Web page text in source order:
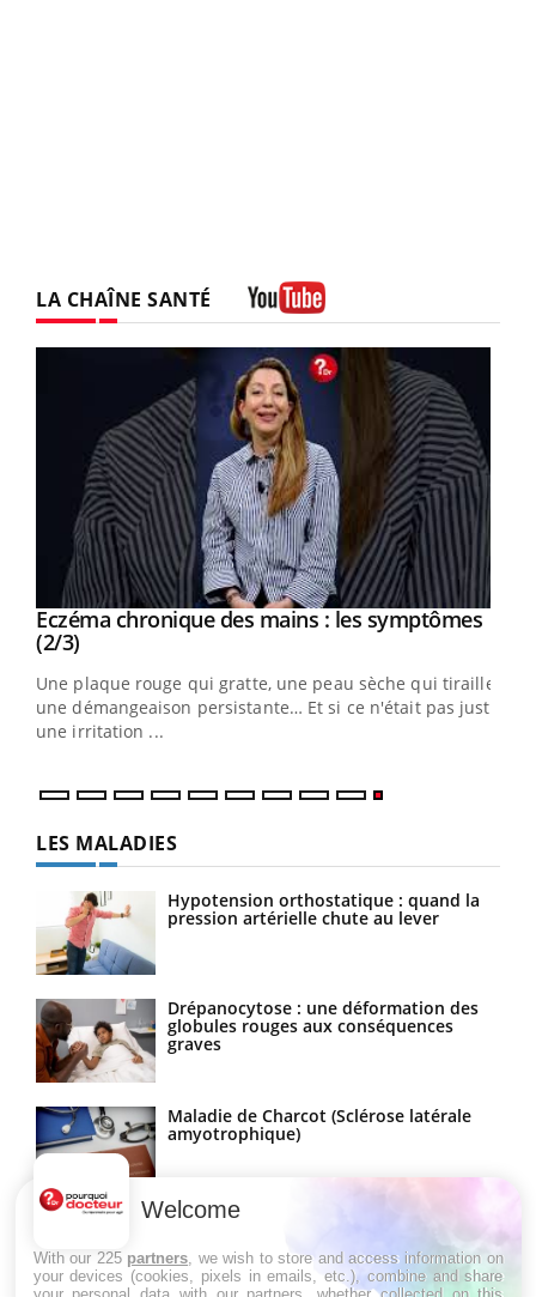
LA CHAÎNE SANTÉ
Youtube
Eczéma chronique des mains : les symptômes
(2/3)Youtube
Une plaque rouge qui gratte, une peau sèche qui tiraille,
une démangeaison persistante… Et si ce n'était pas juste
une irritation ...
LES MALADIES
Hypotension orthostatique : quand la
pression artérielle chute au lever
Drépanocytose : une déformation des
globules rouges aux conséquences
graves
Maladie de Charcot (Sclérose latérale
amyotrophique)
Welcome
With our 225 partners , we wish to store and access information on
your devices (cookies, pixels in emails, etc.), combine and share
your personal data with our partners, whether collected on this